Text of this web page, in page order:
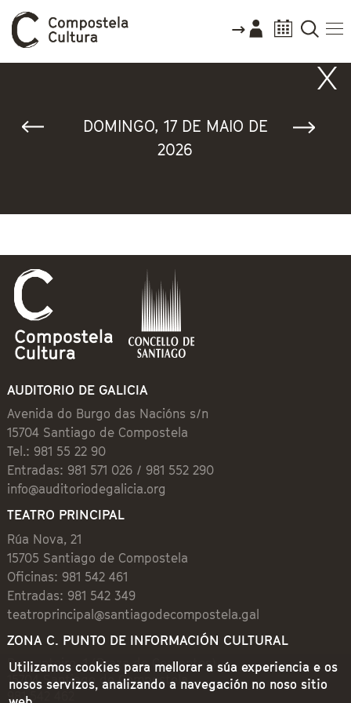
DOMINGO, 17 DE MAIO DE
2026
AUDITORIO DE GALICIA
Avenida do Burgo das Nacións s/n
15704 Santiago de Compostela
Tel.: 981 55 22 90
Entradas: 981 571 026 / 981 552 290
info@auditoriodegalicia.org
TEATRO PRINCIPAL
Rúa Nova, 21
15705 Santiago de Compostela
Oficinas: 981 542 461
Entradas: 981 542 349
teatroprincipal@santiagodecompostela.gal
ZONA C. PUNTO DE INFORMACIÓN CULTURAL
Preguntoiro, 1 (Praza de Cervantes)
15704 Santiago de Compostela
981 542 462
Utilizamos cookies para mellorar a súa experiencia e os
nosos servizos, analizando a navegación no noso sitio